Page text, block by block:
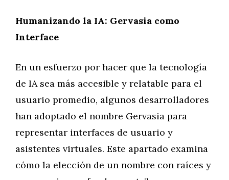
Humanizando la IA: Gervasia como
Interface
En un esfuerzo por hacer que la tecnología
de IA sea más accesible y relatable para el
usuario promedio, algunos desarrolladores
han adoptado el nombre Gervasia para
representar interfaces de usuario y
asistentes virtuales. Este apartado examina
cómo la elección de un nombre con raíces y